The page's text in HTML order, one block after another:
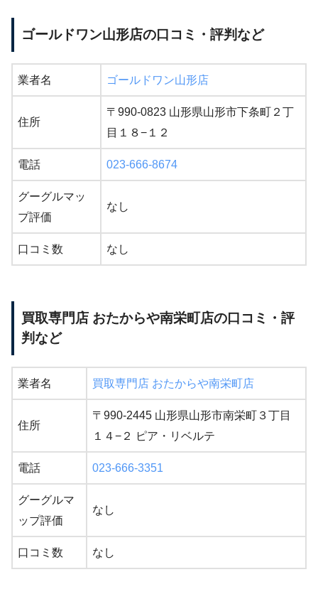
ゴールドワン山形店の口コミ・評判など
業者名 ゴールドワン山形店
住所
〒990-0823 山形県山形市下条町２丁
目１８−１２
電話 023-666-8674
グーグルマッ
プ評価
なし
口コミ数 なし
買取専門店 おたからや南栄町店の口コミ・評
判など
業者名 買取専門店 おたからや南栄町店
住所
〒990-2445 山形県山形市南栄町３丁目
１４−２ ピア・リベルテ
電話 023-666-3351
グーグルマ
ップ評価
なし
口コミ数 なし